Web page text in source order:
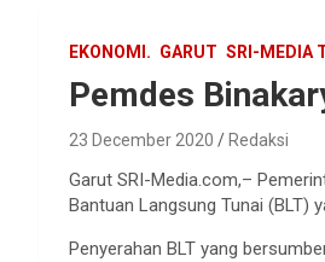
EKONOMI. GARUT SRI-MEDIA
Pemdes
23 December 2020 Redaksi
Garut SRI-Media.com,–
Bantuan Langsung Tunai (BLT)
Penyerahan BLT yang